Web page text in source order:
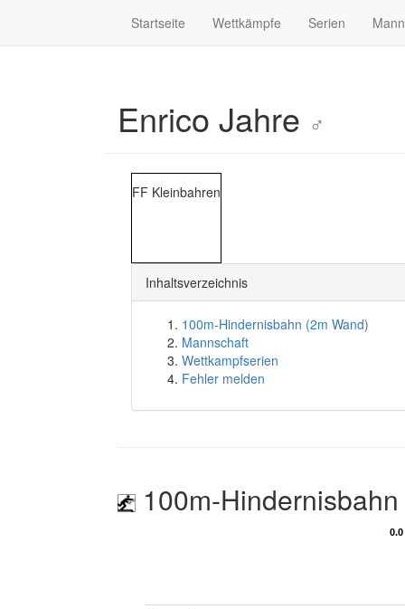
Startseite Wettkämpfe Serien
Enrico Jahre ♂
FF Kleinbahren
Inhaltsverzeichnis
100m-Hindernisbahn (2m Wand)
Mannschaft
Wettkampfserien
Fehler melden
100m-